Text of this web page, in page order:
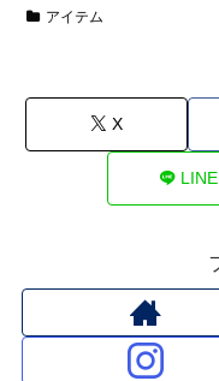
アイテム
X
LINE